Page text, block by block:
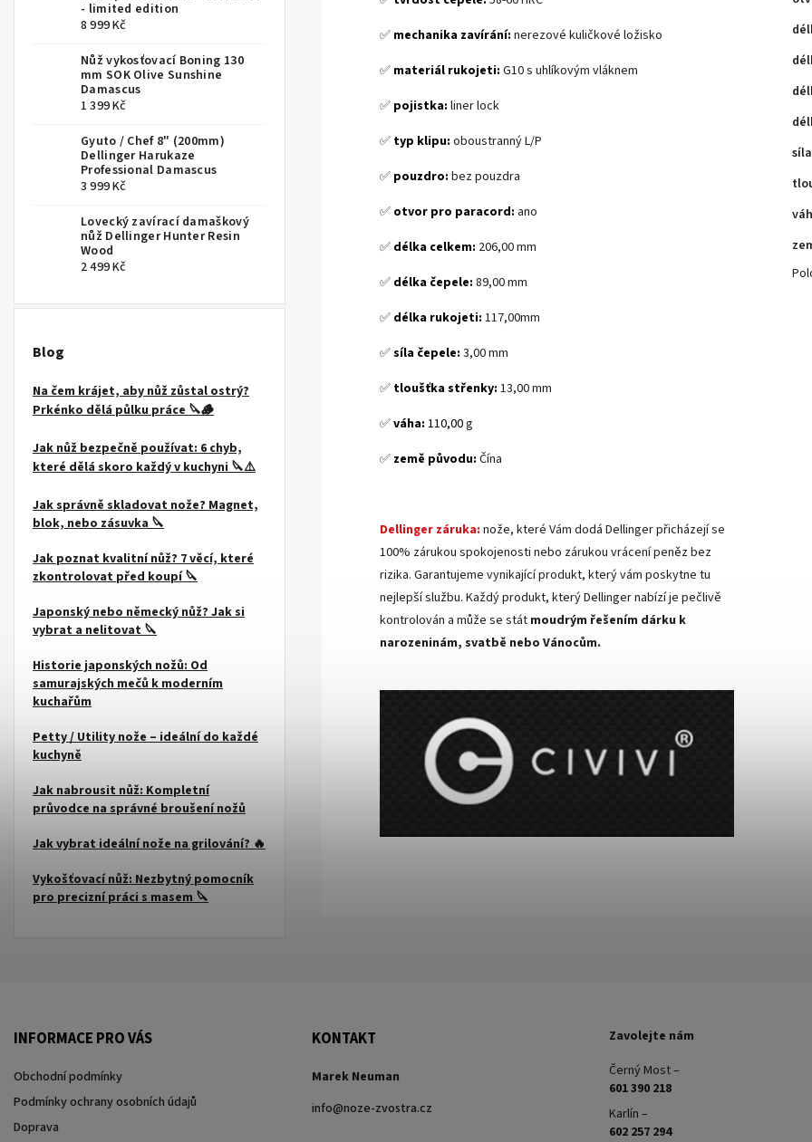
- limited edition
8 999 Kč
Nůž vykosťovací Boning 130
mm SOK Olive Sunshine
Damascus
1 399 Kč
Gyuto / Chef 8" (200mm)
Dellinger Harukaze
Professional Damascus
3 999 Kč
Lovecký zavírací damaškový
nůž Dellinger Hunter Resin
Wood
2 499 Kč
Blog
Na čem krájet, aby nůž zůstal ostrý?
Prkénko dělá půlku práce 🔪🪵
Jak nůž bezpečně používat: 6 chyb,
které dělá skoro každý v kuchyni 🔪⚠️
Jak správně skladovat nože? Magnet,
blok, nebo zásuvka 🔪
Jak poznat kvalitní nůž? 7 věcí, které
zkontrolovat před koupí 🔪
Japonský nebo německý nůž? Jak si
vybrat a nelitovat 🔪
Historie japonských nožů: Od
samurajských mečů k moderním
kuchařům
Petty / Utility nože – ideální do každé
kuchyně
Jak nabrousit nůž: Kompletní
průvodce na správné broušení nožů
Jak vybrat ideální nože na grilování? 🔥
Vykošťovací nůž: Nezbytný pomocník
pro precizní práci s masem 🔪
✅ mechanika zavírání: nerezové kuličkové ložisko
✅ materiál rukojeti: G10 s uhlíkovým vláknem
✅ pojistka: liner lock
✅ typ klipu: oboustranný L/P
✅ pouzdro: bez pouzdra
✅ otvor pro paracord: ano
✅ délka celkem: 206,00 mm
✅ délka čepele: 89,00 mm
✅ délka rukojeti: 117,00mm
✅síla čepele: 3,00 mm
✅ tloušťka střenky: 13,00 mm
✅váha: 110,00g
✅ země původu: Čína
Dellinger záruka: nože, které Vám dodá Dellinger přicházejí se
100% zárukou spokojenosti nebo zárukou vrácení peněz bez
rizika. Garantujeme vynikající produkt, který vám poskytne tu
nejlepší službu. Každý produkt, který Dellinger nabízí je pečlivě
kontrolován a může se stát moudrým řešením dárku k
narozeninám, svatbě nebo Vánocům.
INFORMACE PRO VÁS
Obchodní podmínky
Podmínky ochrany osobních údajů
Doprava
KONTAKT
Marek Neuman
info@noze-zvostra.cz
Zavolejte nám
Černý Most –
601 390 218
Karlín –
602 257 294